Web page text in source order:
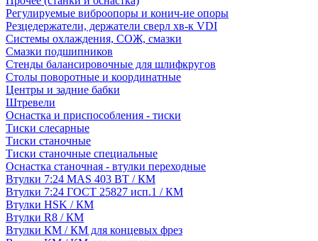
Регулируемые виброопоры и конич-ие опоры
Резцедержатели, держатели сверл хв-к VDI
Системы охлаждения, СОЖ, смазки
Смазки подшипников
Стенды балансировочные для шлифкругов
Столы поворотные и координатные
Центры и задние бабки
Штревели
Оснастка и приспособления - тиски
Тиски слесарные
Тиски станочные
Тиски станочные специальные
Оснастка станочная - втулки переходные
Втулки 7:24 MAS 403 BT / КМ
Втулки 7:24 ГОСТ 25827 исп.1 / КМ
Втулки HSK / КМ
Втулки R8 / КМ
Втулки КМ / КМ для концевых фрез